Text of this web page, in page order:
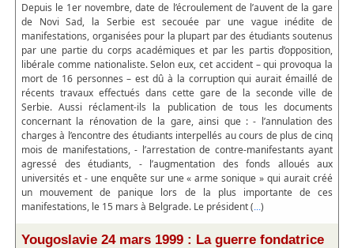
Depuis le 1er novembre, date de l’écroulement de l’auvent de la gare
de Novi Sad, la Serbie est secouée par une vague inédite de
manifestations, organisées pour la plupart par des étudiants soutenus
par une partie du corps académiques et par les partis d’opposition,
libérale comme nationaliste. Selon eux, cet accident – qui provoqua la
mort de 16 personnes – est dû à la corruption qui aurait émaillé de
récents travaux effectués dans cette gare de la seconde ville de
Serbie. Aussi réclament-ils la publication de tous les documents
concernant la rénovation de la gare, ainsi que : - l’annulation des
charges à l’encontre des étudiants interpellés au cours de plus de cinq
mois de manifestations, - l’arrestation de contre-manifestants ayant
agressé des étudiants, - l’augmentation des fonds alloués aux
universités et - une enquête sur une « arme sonique » qui aurait créé
un mouvement de panique lors de la plus importante de ces
manifestations, le 15 mars à Belgrade. Le président (...)
Yougoslavie 24 mars 1999 : La guerre fondatrice